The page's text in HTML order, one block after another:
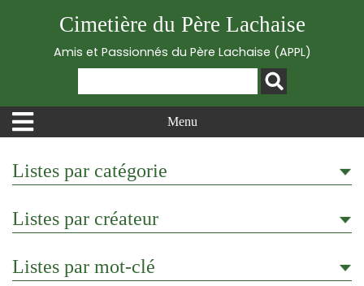
Cimetière du Père Lachaise
Amis et Passionnés du Père Lachaise (APPL)
Menu
Listes par catégorie
Listes par créateur
Listes par mot-clé